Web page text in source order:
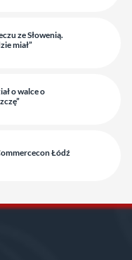
ze Słowenią.
miał”
o walce o
Łódź